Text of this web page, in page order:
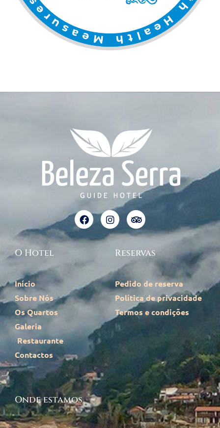
O Hotel
Início
Sobre Nós
Os Quartos
Galeria
Restaurante
Contactos
Reservas
Pedido de reserva
Política de privacidade
Termos e condições
Onde estamos